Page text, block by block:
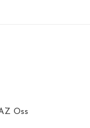
uit dunne laagjes
te vergelijken
Oss